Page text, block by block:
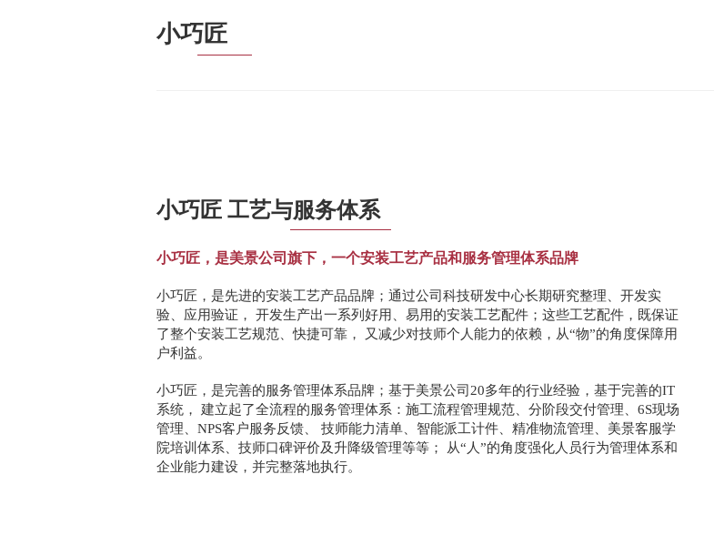
小巧匠
小巧匠 工艺与服务体系
小巧匠，是美景公司旗下，一个安装工艺产品和服务管理体系品牌
小巧匠，是先进的安装工艺产品品牌；通过公司科技研发中心长期研究整理、开发实
验、应用验证， 开发生产出一系列好用、易用的安装工艺配件；这些工艺配件，既保证
了整个安装工艺规范、快捷可靠， 又减少对技师个人能力的依赖，从“物”的角度保障用
户利益。
小巧匠，是完善的服务管理体系品牌；基于美景公司20多年的行业经验，基于完善的IT
系统， 建立起了全流程的服务管理体系：施工流程管理规范、分阶段交付管理、6S现场
管理、NPS客户服务反馈、 技师能力清单、智能派工计件、精准物流管理、美景客服学
院培训体系、技师口碑评价及升降级管理等等； 从“人”的角度强化人员行为管理体系和
企业能力建设，并完整落地执行。